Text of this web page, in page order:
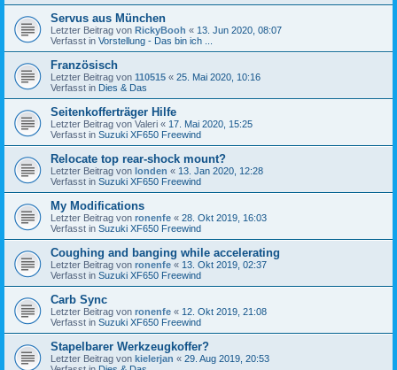
Servus aus München
Letzter Beitrag von RickyBooh « 13. Jun 2020, 08:07
Verfasst in Vorstellung - Das bin ich ...
Französisch
Letzter Beitrag von 110515 « 25. Mai 2020, 10:16
Verfasst in Dies & Das
Seitenkofferträger Hilfe
Letzter Beitrag von Valeri « 17. Mai 2020, 15:25
Verfasst in Suzuki XF650 Freewind
Relocate top rear-shock mount?
Letzter Beitrag von londen « 13. Jan 2020, 12:28
Verfasst in Suzuki XF650 Freewind
My Modifications
Letzter Beitrag von ronenfe « 28. Okt 2019, 16:03
Verfasst in Suzuki XF650 Freewind
Coughing and banging while accelerating
Letzter Beitrag von ronenfe « 13. Okt 2019, 02:37
Verfasst in Suzuki XF650 Freewind
Carb Sync
Letzter Beitrag von ronenfe « 12. Okt 2019, 21:08
Verfasst in Suzuki XF650 Freewind
Stapelbarer Werkzeugkoffer?
Letzter Beitrag von kielerjan « 29. Aug 2019, 20:53